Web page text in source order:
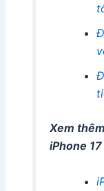
Xem
iPhone